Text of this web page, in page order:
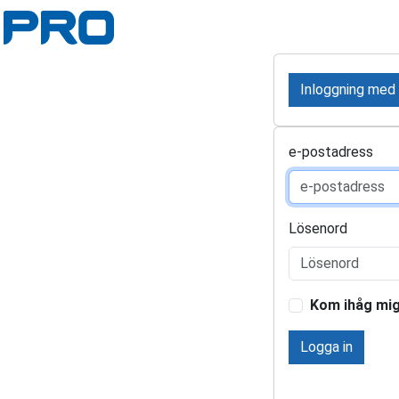
Inloggning med
e-postadress
Lösenord
Kom ihåg mig
Logga in